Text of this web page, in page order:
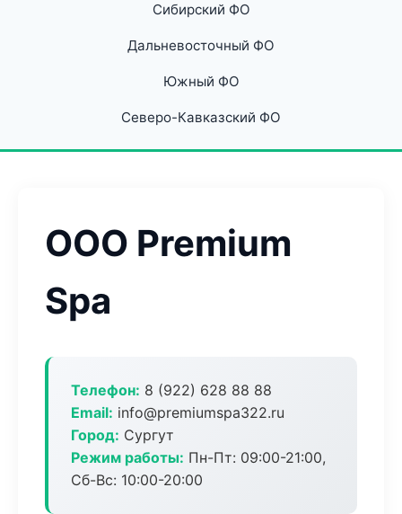
Сибирский ФО
Дальневосточный ФО
Южный ФО
Северо-Кавказский ФО
ООО Premium
Spa
Телефон: 8 (922) 628 88 88
Email: info@premiumspa322.ru
Город: Сургут
Режим работы: Пн-Пт: 09:00-21:00,
Сб-Вс: 10:00-20:00